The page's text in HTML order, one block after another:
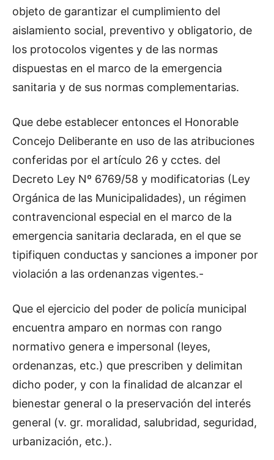
objeto de garantizar el cumplimiento del
aislamiento social, preventivo y obligatorio, de
los protocolos vigentes y de las normas
dispuestas en el marco de la emergencia
sanitaria y de sus normas complementarias.
Que debe establecer entonces el Honorable
Concejo Deliberante en uso de las atribuciones
conferidas por el artículo 26 y cctes. del
Decreto Ley Nº 6769/58 y modificatorias (Ley
Orgánica de las Municipalidades), un régimen
contravencional especial en el marco de la
emergencia sanitaria declarada, en el que se
tipifiquen conductas y sanciones a imponer por
violación a las ordenanzas vigentes.-
Que el ejercicio del poder de policía municipal
encuentra amparo en normas con rango
normativo genera e impersonal (leyes,
ordenanzas, etc.) que prescriben y delimitan
dicho poder, y con la finalidad de alcanzar el
bienestar general o la preservación del interés
general (v. gr. moralidad, salubridad, seguridad,
urbanización, etc.).